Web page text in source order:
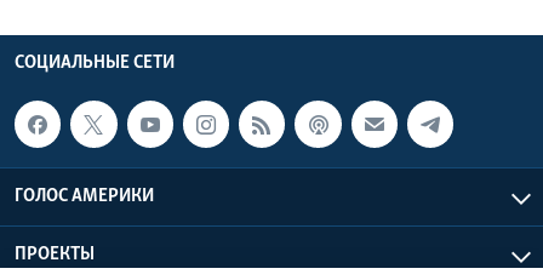
СОЦИАЛЬНЫЕ СЕТИ
ГОЛОС АМЕРИКИ
ПРОЕКТЫ